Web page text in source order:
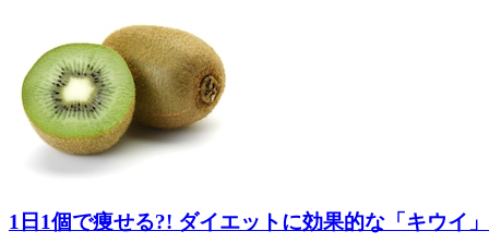
1日1個で痩せる?! ダイエットに効果的な「キウイ